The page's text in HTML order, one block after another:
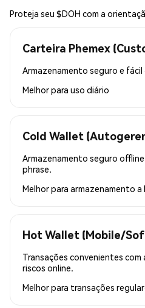
Proteja seu $DOH com a
Carteira Phemex
Armazenamento seguro e fácil
Melhor para uso diário
Cold Wallet
Armazenamento seguro
phrase.
Melhor para armazenamento a
Hot Wallet (Mobile/
Transações convenientes
riscos online.
Melhor para transações